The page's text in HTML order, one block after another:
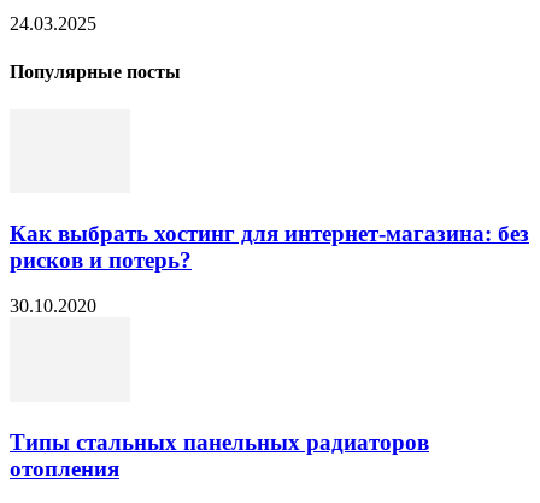
24.03.2025
Популярные посты
Как выбрать хостинг для интернет-магазина: без
рисков и потерь?
30.10.2020
Типы стальных панельных радиаторов
отопления